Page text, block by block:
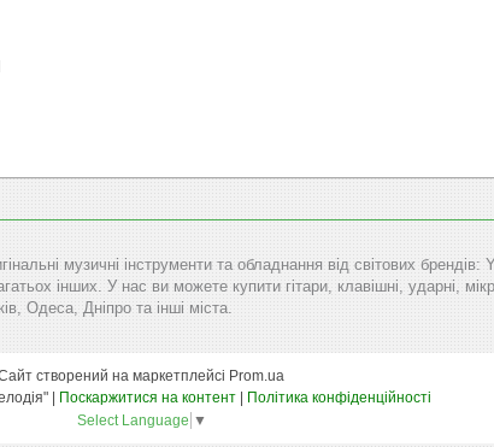
музичні інструменти та обладнання від світових
інших. У нас ви можете купити гітари, клавішні, ударні,
Одеса, Дніпро та інші міста.
створений на маркетплейсі Prom.ua
Поскаржитися на контент
Політика конфіденційності
Select Language ▼